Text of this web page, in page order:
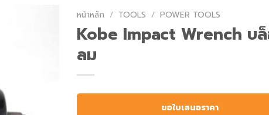
หน้าหลัก / TOOLS / POWER TOOLS
Kobe Impact Wrench บ
ลม
ขอใบเสนอราคา